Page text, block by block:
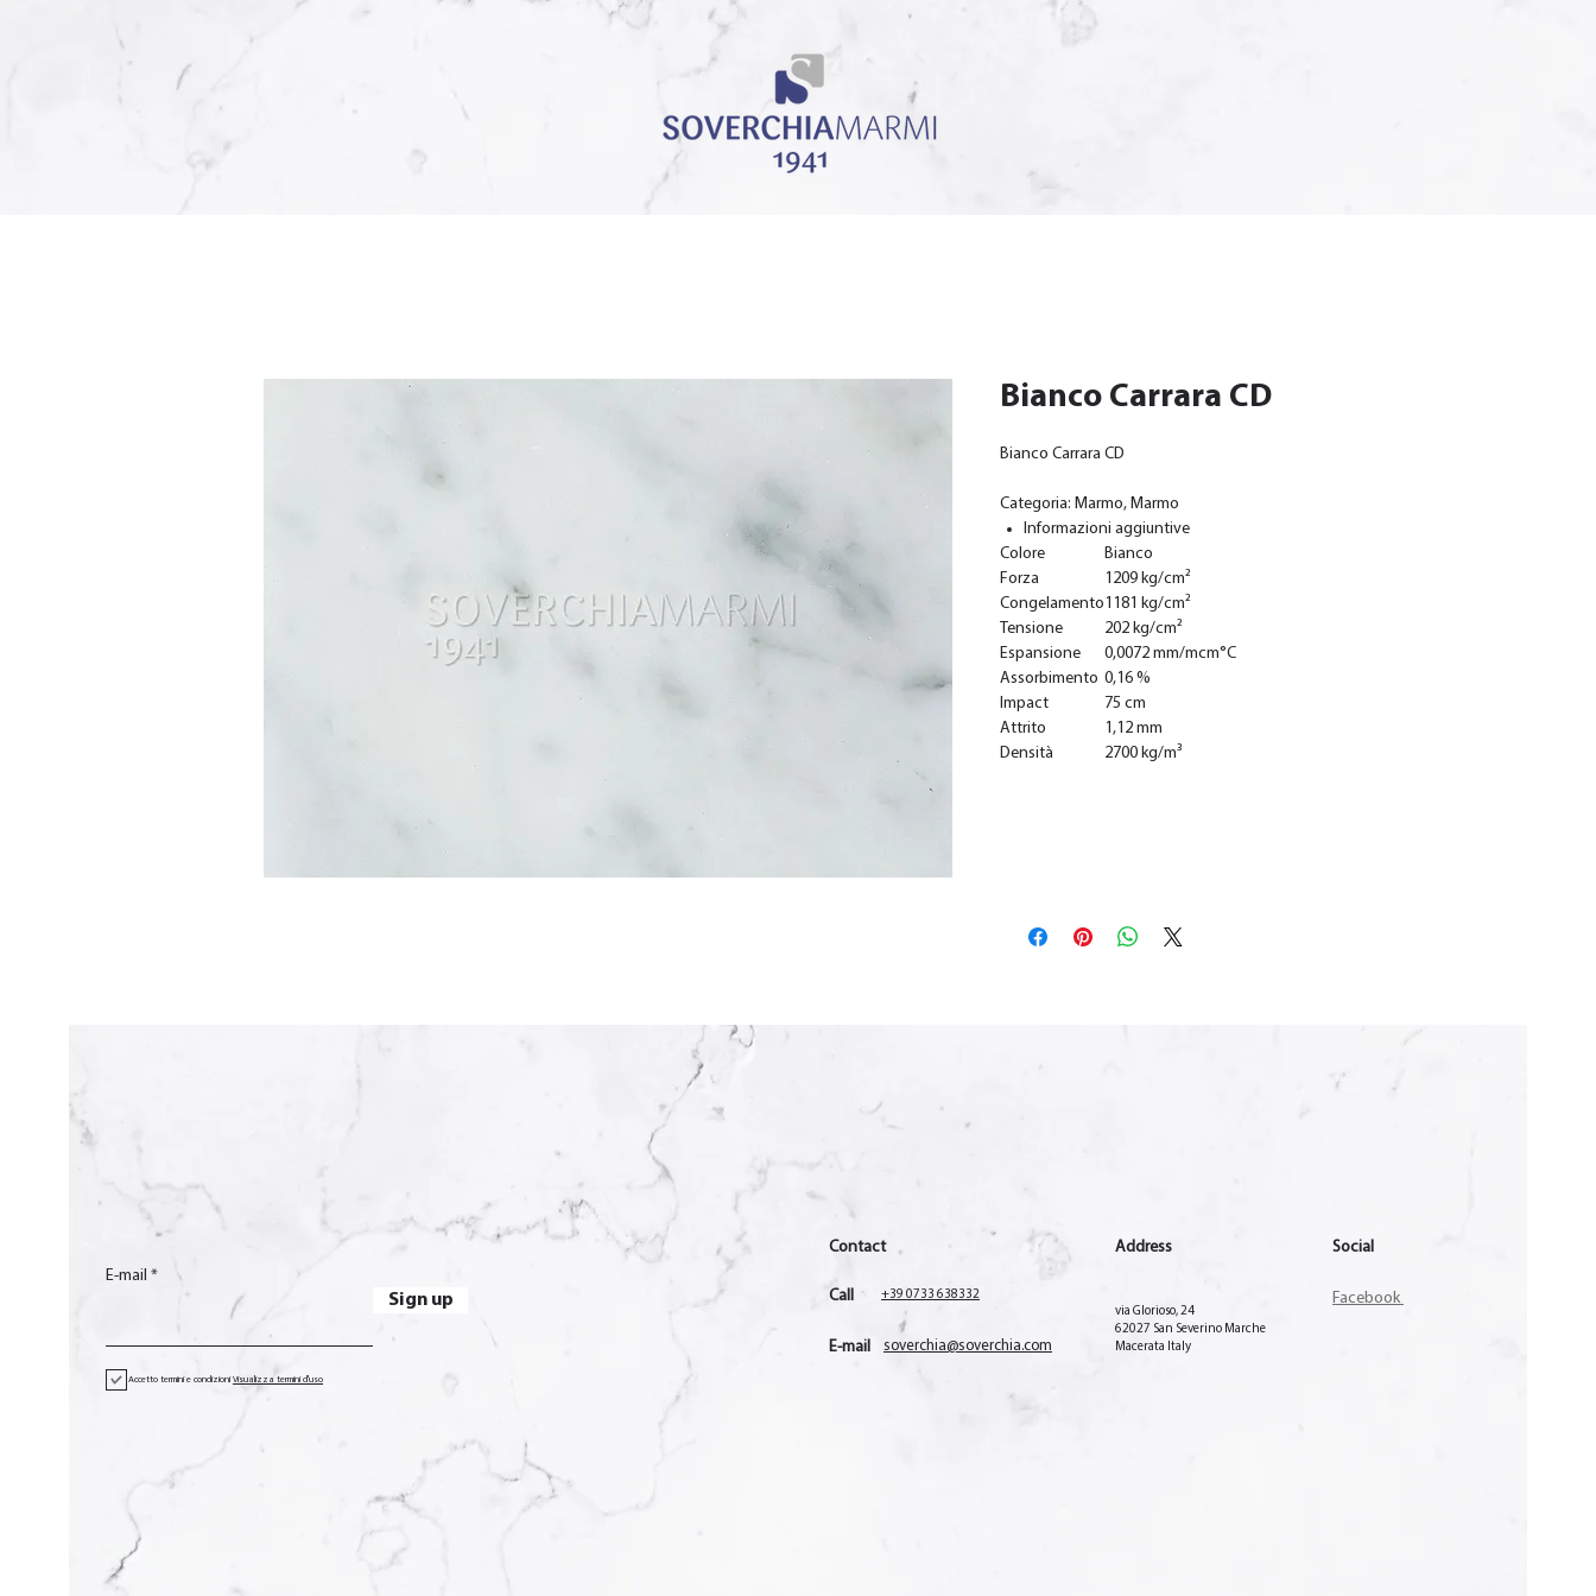
Bianco Carrara CD
Bianco Carrara CD
Categoria: Marmo, Marmo
Informazioni aggiuntive
Colore
Bianco
Forza
1209 kg/cm²
Congelamento 1181 kg/cm²
Tensione
202 kg/cm²
Espansione
0,0072 mm/mcm°C
Assorbimento 0,16 %
Impact
75 cm
Attrito
1,12 mm
Densità
2700 kg/m³
E-mail
Sign up
Accetto termini e condizioni Visualizza termini d'uso
Contact
Call +39 0733 638332
E-mail soverchia@soverchia.com
Address
via Glorioso, 24
62027 San Severino Marche
Macerata Italy
Social
Facebook